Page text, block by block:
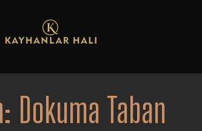
Dokuma Taban